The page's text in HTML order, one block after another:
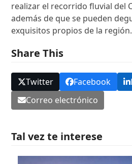
realizar el recorrido fluvial del
además de que se pueden
exquisitos propios de la región.
Share This
Twitter Facebook
Correo electrónico
Tal vez te interese